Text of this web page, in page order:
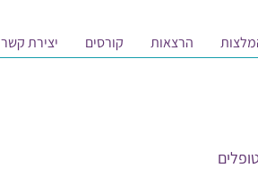
הרצאות קורסים יצירת קשר